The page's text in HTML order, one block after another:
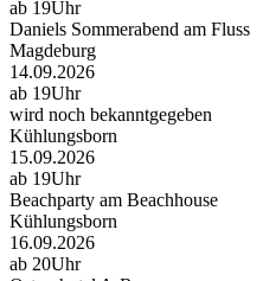
ab 19Uhr
Daniels Sommerabend am Fluss
Magdeburg
14.09.2026
ab 19Uhr
wird noch bekanntgegeben
Kühlungsborn
15.09.2026
ab 19Uhr
Beachparty am Beachhouse
Kühlungsborn
16.09.2026
ab 20Uhr